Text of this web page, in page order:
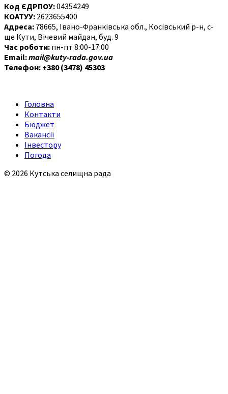
Код ЄДРПОУ:04354249
КОАТУУ: 2623655400
Адреса: 78665, Івано-Франківська обл., Косівський р-н, с-
ще Кути, Вічевий майдан, буд. 9
Час роботи: пн-пт 8:00-17:00
Email:mail@kuty-rada.gov.ua
Телефон: +380 (3478) 45303
Головна
Контакти
Бюджет
Вакансії
Інвестору
Погода
© 2026 Кутська селищна рада